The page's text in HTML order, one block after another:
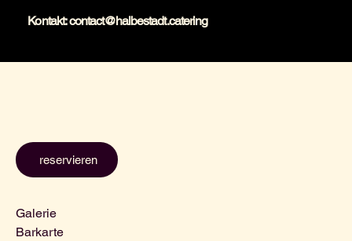
Kontakt:contact@halbestadt.catering
Galerie
Barkarte
reservieren